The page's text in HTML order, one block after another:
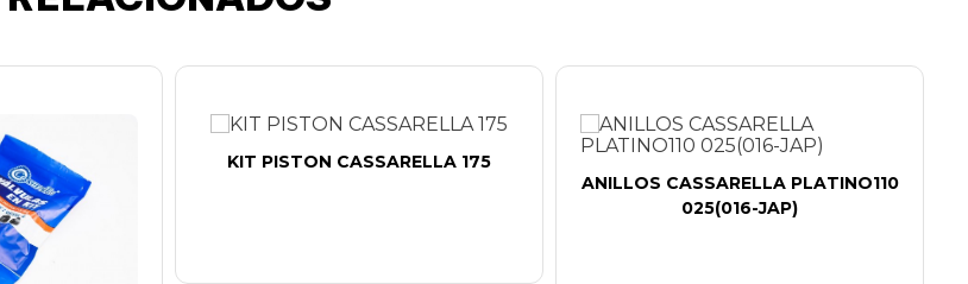
KIT PISTON CASSARELLA 175
ANILLOS CASSARELLA PLATINO110
025(016-JAP)